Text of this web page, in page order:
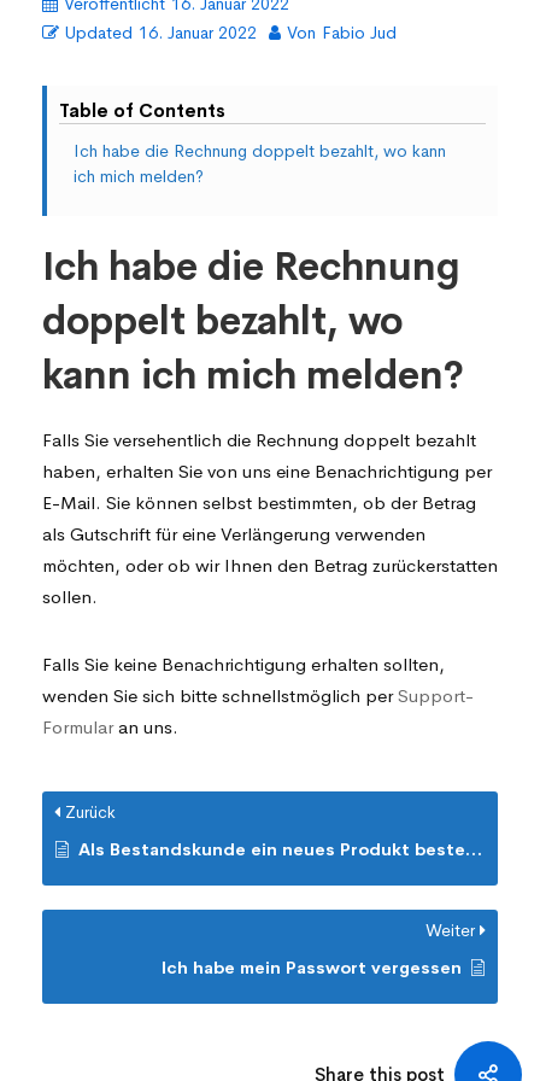
Updated 16. Januar 2022 Von Fabio Jud
Table of Contents
Ich habe die Rechnung doppelt bezahlt, wo kann
ich mich melden?
Ich habe die Rechnung
doppelt bezahlt, wo
kann ich mich melden?
Falls Sie versehentlich die Rechnung doppelt bezahlt
haben, erhalten Sie von uns eine Benachrichtigung per
E-Mail. Sie können selbst bestimmten, ob der Betrag
als Gutschrift für eine Verlängerung verwenden
möchten, oder ob wir Ihnen den Betrag zurückerstatten
sollen.
Falls Sie keine Benachrichtigung erhalten sollten,
wenden Sie sich bitte schnellstmöglich perSupport-
Formularan uns.
Zurück
Als Bestandskunde ein neues Produkt bestellen
Weiter
Ich habe mein Passwort vergessen
Share this post